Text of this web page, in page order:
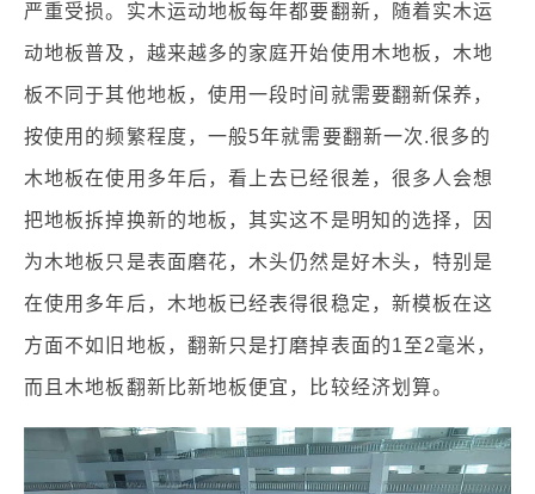
严重受损。实木运动地板每年都要翻新，随着实木运
动地板普及，越来越多的家庭开始使用木地板，木地
板不同于其他地板，使用一段时间就需要翻新保养，
按使用的频繁程度，一般5年就需要翻新一次.很多的
木地板在使用多年后，看上去已经很差，很多人会想
把地板拆掉换新的地板，其实这不是明知的选择，因
为木地板只是表面磨花，木头仍然是好木头，特别是
在使用多年后，木地板已经表得很稳定，新模板在这
方面不如旧地板，翻新只是打磨掉表面的1至2毫米，
而且木地板翻新比新地板便宜，比较经济划算。